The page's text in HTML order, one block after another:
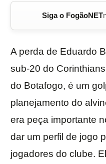
Siga o FogãoNET
A perda de Eduardo
sub-20 do
do Botafogo, é um
planejamento do
era peça importante
dar um perfil de jogo
jogadores do clube.